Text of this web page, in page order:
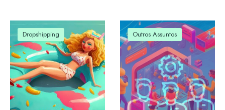
Dropshipping Outros Assuntos